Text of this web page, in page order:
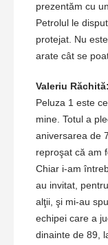
prezentăm cu
Petrolul le
protejat. Nu
arate cât se
Valeriu Răchită:
Peluza 1 este
mine. Totul a
aniversarea de
reproşat că am
Chiar i-am
au invitat,
alţii, şi mi-au
echipei care a
dinainte de 89,